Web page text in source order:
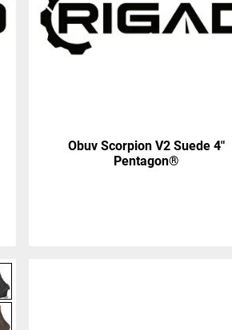
Obuv Scorpion V2 Suede 4"
Pentagon®